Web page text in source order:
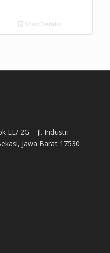
Show Details
EE/ 2G – Jl. Industri
Jawa Barat 17530